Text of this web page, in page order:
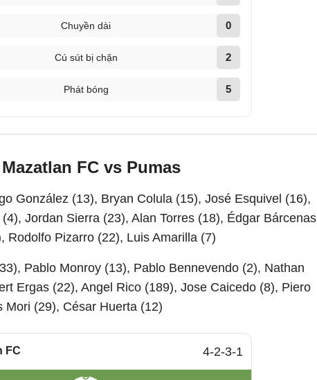
Chuyền dài 0
Cú sút bị chặn 2
Phát bóng 5
FC vs Pumas
González (13), Bryan Colula (15), José Esquivel (16),
Jordan Sierra (23), Alan Torres (18), Édgar Bárcenas
Rodolfo Pizarro (22), Luis Amarilla (7)
Pablo Monroy (13), Pablo Bennevendo (2), Nathan
Ergas (22), Angel Rico (189), Jose Caicedo (8), Piero
(29), César Huerta (12)
FC 4-2-3-1